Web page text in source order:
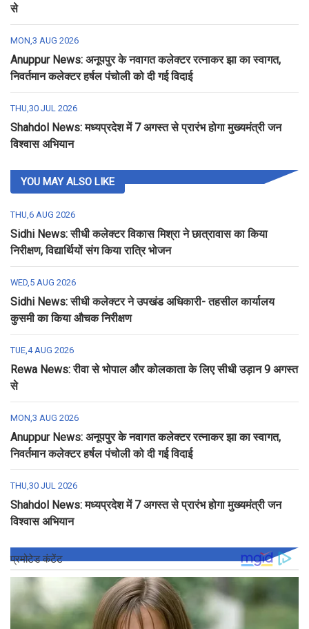
से
MON,3 AUG 2026
Anuppur News: अनूपपुर के नवागत कलेक्टर रत्नाकर झा का स्वागत,
निवर्तमान कलेक्टर हर्षल पंचोली को दी गई विदाई
THU,30 JUL 2026
Shahdol News: मध्यप्रदेश में 7 अगस्त से प्रारंभ होगा मुख्यमंत्री जन
विश्वास अभियान
YOU MAY ALSO LIKE
THU,6 AUG 2026
Sidhi News: सीधी कलेक्टर विकास मिश्रा ने छात्रावास का किया
निरीक्षण, विद्यार्थियों संग किया रात्रि भोजन
WED,5 AUG 2026
Sidhi News: सीधी कलेक्टर ने उपखंड अधिकारी- तहसील कार्यालय
कुसमी का किया औचक निरीक्षण
TUE,4 AUG 2026
Rewa News: रीवा से भोपाल और कोलकाता के लिए सीधी उड़ान 9 अगस्त
से
MON,3 AUG 2026
Anuppur News: अनूपपुर के नवागत कलेक्टर रत्नाकर झा का स्वागत,
निवर्तमान कलेक्टर हर्षल पंचोली को दी गई विदाई
THU,30 JUL 2026
Shahdol News: मध्यप्रदेश में 7 अगस्त से प्रारंभ होगा मुख्यमंत्री जन
विश्वास अभियान